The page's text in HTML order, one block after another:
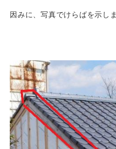
因みに、写真でけらばを示し